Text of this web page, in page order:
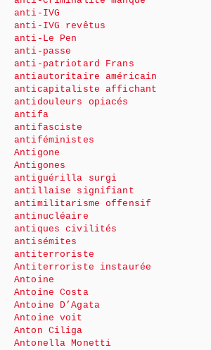
anti-IVG
anti-IVG revêtus
anti-Le Pen
anti-passe
anti-patriotard Frans
antiautoritaire américain
anticapitaliste affichant
antidouleurs opiacés
antifa
antifasciste
antiféministes
Antigone
Antigones
antiguérilla surgi
antillaise signifiant
antimilitarisme offensif
antinucléaire
antiques civilités
antisémites
antiterroriste
Antiterroriste instaurée
Antoine
Antoine Costa
Antoine D’Agata
Antoine voit
Anton Ciliga
Antonella Monetti